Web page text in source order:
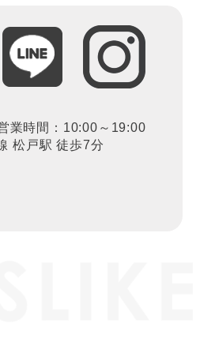
業時間：10:00～19:00
松戸駅 徒歩7分